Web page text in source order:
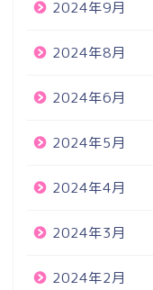
2024年9月
2024年8月
2024年6月
2024年5月
2024年4月
2024年3月
2024年2月